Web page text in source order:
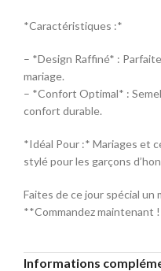
*Caractéristiques :*
– *Design Raffiné* :
mariage.
– *Confort Optimal* :
confort durable.
*Idéal Pour :* Mariages et
stylé pour les garçons
Faites de ce jour spécial un
**Commandez maintenant !
Informations